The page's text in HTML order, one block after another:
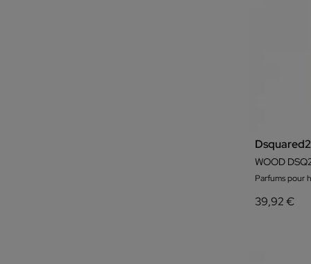
Dsquared2
WOOD
Parfums pour
39,92 €